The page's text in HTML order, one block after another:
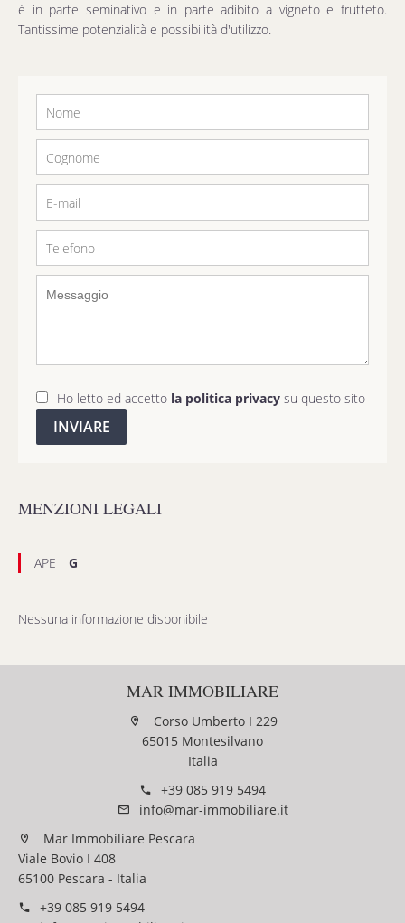
è in parte seminativo e in parte adibito a vigneto e frutteto.
Tantissime potenzialità e possibilità d'utilizzo.
Ho letto ed accetto la politica privacy su questo sito
INVIARE
MENZIONI LEGALI
APE G
Nessuna informazione disponibile
MAR IMMOBILIARE
Corso Umberto I 229
65015 Montesilvano
Italia
+39 085 919 5494
info@mar-immobiliare.it
Mar Immobiliare Pescara
Viale Bovio I 408
65100 Pescara - Italia
+39 085 919 5494